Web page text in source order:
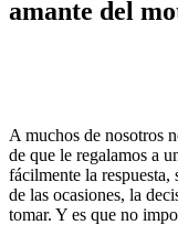
amante del
A muchos de nosotros
de que le regalamos a
fácilmente la
de las ocasiones, la
tomar. Y es que no